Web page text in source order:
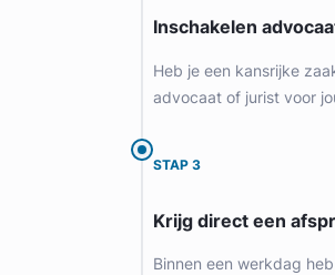
Inschakelen
Heb je een kansrijke
advocaat of jurist voor
STAP 3
Krijg direct een
Binnen een werkdag